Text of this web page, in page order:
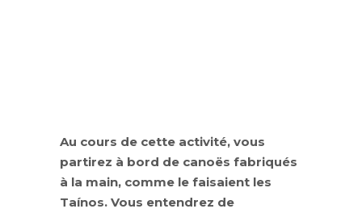
Au cours de cette activité, vous
partirez à bord de canoës fabriqués
à la main, comme le faisaient les
Taínos. Vous entendrez de